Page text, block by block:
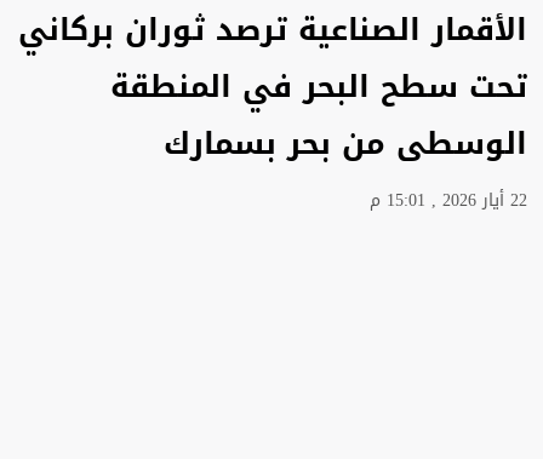
الأقمار الصناعية ترصد ثوران بركاني
تحت سطح البحر في المنطقة
الوسطى من بحر بسمارك
22 أيار 2026 , 15:01 م